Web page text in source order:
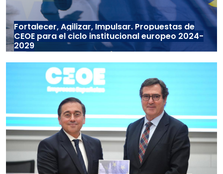
Fortalecer, Agilizar, Impulsar. Propuestas de
CEOE para el ciclo institucional europeo 2024-
2029